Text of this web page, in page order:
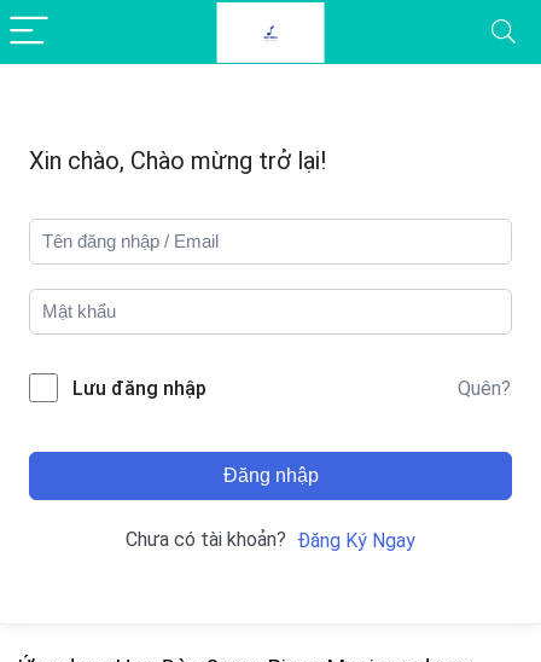
Xin chào, Chào mừng trở lại!
Lưu đăng nhập Quên?
Đăng nhập
Chưa có tài khoản? Đăng Ký Ngay